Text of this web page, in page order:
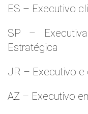
ES – Executivo
SP –
Estratégica
JR – Executivo e
AZ – Executivo